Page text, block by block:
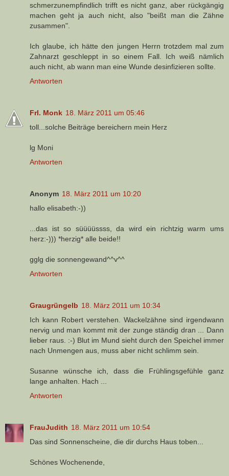
schmerzunempfindlich trifft es nicht ganz, aber rückgängig
machen geht ja auch nicht, also "beißt man die Zähne
zusammen".
Ich glaube, ich hätte den jungen Herrn trotzdem mal zum
Zahnarzt geschleppt in so einem Fall. Ich weiß nämlich
auch nicht, ab wann man eine Wunde desinfizieren sollte.
Antworten
Frl. Monk 18. März 2011 um 05:46
toll...solche Beiträge bereichern mein Herz
lg Moni
Antworten
Anonym 18. März 2011 um 10:20
hallo elisabeth:-))
...das ist so süüüüssss, da wird ein richtzig warm ums
herz:-))) *herzig* alle beide!!
gglg die sonnengewand^^v^^
Antworten
Graugrüngelb 18. März 2011 um 10:34
Ich kann Robert verstehen. Wackelzähne sind irgendwann
nervig und man kommt mit der zunge ständig dran ... Dann
lieber raus. :-) Blut im Mund sieht durch den Speichel immer
nach Unmengen aus, muss aber nicht schlimm sein.
Susanne wünsche ich, dass die Frühlingsgefühle ganz
lange anhalten. Hach ...
Antworten
FrauJudith 18. März 2011 um 10:54
Das sind Sonnenscheine, die dir durchs Haus toben...
Schönes Wochenende,